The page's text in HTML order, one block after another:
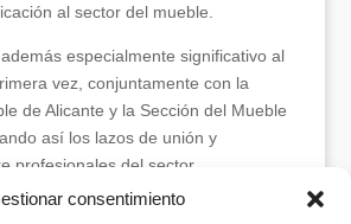
consentimiento
al sector del mueble.
especialmente significativo al
vez, conjuntamente con la
de Alicante y la Sección del Mueble
así los lazos de unión y
profesionales del sector.
asistentes, autoridades y